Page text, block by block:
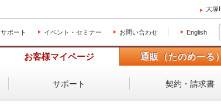
大塚
サポート イベント・セミナー お問い合わせ English
お客様マイページ 通販（たのめーる
サポート 契約・請求書